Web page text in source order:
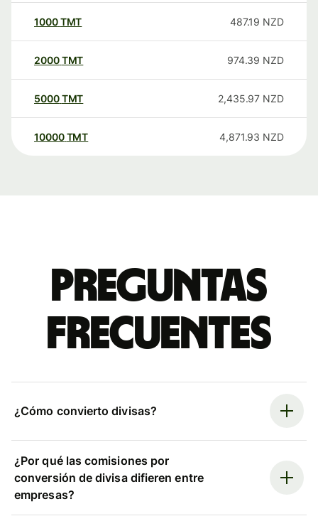
1000TMT 487.19 NZD
2000TMT 974.39 NZD
5000TMT 2,435.97 NZD
10000 TMT 4,871.93 NZD
Preguntas
frecuentes
¿Cómo convierto divisas?
¿Por qué las comisiones por
conversión de divisa difieren entre
empresas?